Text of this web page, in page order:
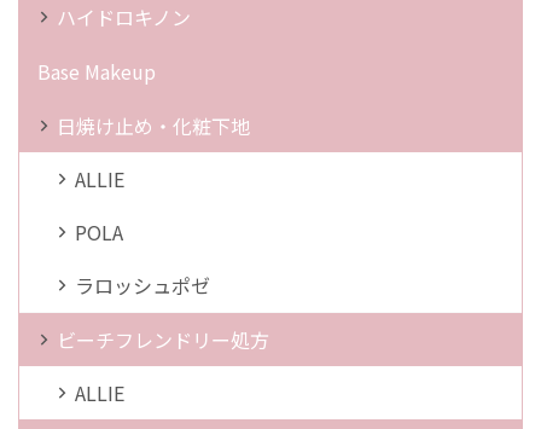
ハイドロキノン
Base Makeup
日焼け止め・化粧下地
ALLIE
POLA
ラロッシュポゼ
ビーチフレンドリー処方
ALLIE